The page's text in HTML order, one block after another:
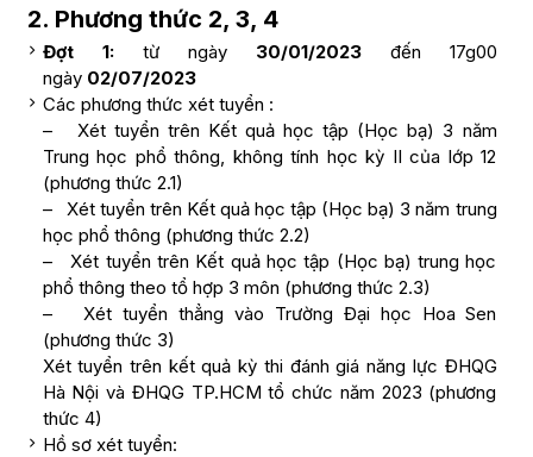
Điểm trung bình cả năm lớp 10, lớp 11,
HK1 lớp 12 môn 1, điểm trung bình cả
năm lớp 10, lớp 11, HK1 lớp 12 môn 2,
điểm trung bình cả năm lớp 10, lớp 11,
HK1 lớp 12 môn 3 (điểm làm tròn một số
thập phân). Điểm trúng tuyển không
thấp hơn ngưỡng đảm bảo chất lượng
đầu vào của Trường quy định.
Ngành xét tuyển: Tất cả các ngành bậc
đại học.
Riêng đối với ngành Phim: Thí sinh đủ
điều kiện trên và điểm ấn phẩm
portfolio đạt yêu cầu của Hội đồng
chuyên môn ngành. Chọn 1 trong 3
hình thức:
10 – 15 bức hình được sắp xếp kể chuyện.
2. Phương thức 2, 3, 4
Đợt 1:từ ngày 30/01/2023 đến 17g00
ngày02/07/2023
Các phương thức xét tuyển :
– Xét tuyển trên Kết quả học tập (Học bạ) 3 năm
Trung học phổ thông, không tính học kỳ II của lớp 12
(phương thức 2.1)
– Xét tuyển trên Kết quả học tập (Học bạ) 3 năm trung
học phổ thông (phương thức 2.2)
– Xét tuyển trên Kết quả học tập (Học bạ) trung học
phổ thông theo tổ hợp 3 môn (phương thức 2.3)
– Xét tuyển thẳng vào Trường Đại học Hoa Sen
(phương thức 3)
Xét tuyển trên kết quả kỳ thi đánh giá năng lực ĐHQG
Hà Nội và ĐHQG TP.HCM tổ chức năm 2023 (phương
thức 4)
Hồ sơ xét tuyển: